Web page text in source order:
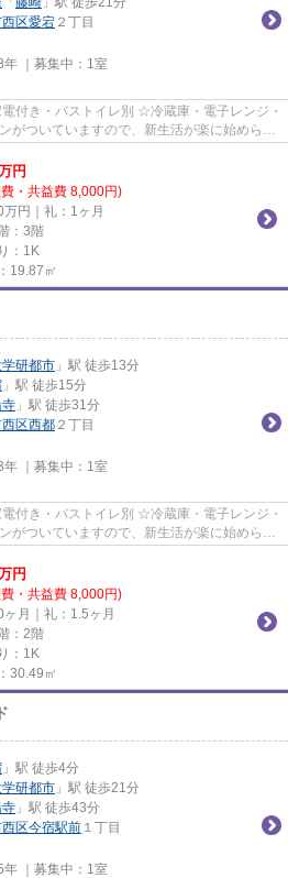
区愛宕 ２丁目
｜募集中： 1室
付き・バストイレ別 ☆冷蔵庫・電子レンジ・
がついていますので、新生活が楽に始められ
円
・共益費 8,000円)
万円｜礼：1ヶ月
：3階
：1K
19.87㎡
学研都市 」駅 徒歩13分
」駅 徒歩15分
寺 」駅 徒歩31分
区西都 ２丁目
｜募集中： 1室
付き・バストイレ別 ☆冷蔵庫・電子レンジ・
がついていますので、新生活が楽に始められ
円
・共益費 8,000円)
ヶ月｜礼：1.5ヶ月
：2階
：1K
30.49㎡
」駅 徒歩4分
学研都市 」駅 徒歩21分
寺 」駅 徒歩43分
区今宿駅前 １丁目
｜募集中： 1室